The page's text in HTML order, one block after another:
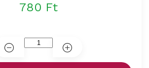
780 Ft